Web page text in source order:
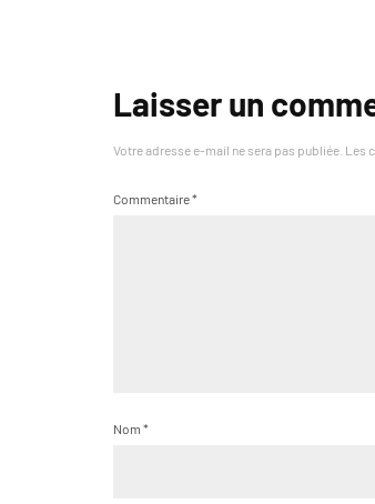
Laisser un
Votre adresse e-mail ne sera pas publiée. Les
Commentaire*
Nom *